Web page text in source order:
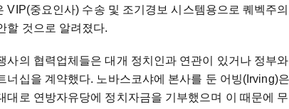
VIP(중요인사) 수송 및 조기경보 시스템용으로 퀘벡주
할 것으로 알려졌다.
사의 협력업체들은 대개 정치인과 연관이 있거나 정부
너십을 계약했다. 노바스코샤에 본사를 둔 어빙(Irving)
대로 연방자유당에 정치자금을 기부했으며 이 때문에